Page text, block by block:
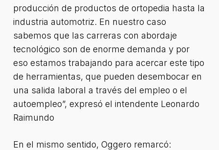
producción de productos de ortopedia hasta la
industria automotriz. En nuestro caso
sabemos que las carreras con abordaje
tecnológico son de enorme demanda y por
eso estamos trabajando para acercar este tipo
de herramientas, que pueden desembocar en
una salida laboral a través del empleo o el
autoempleo”, expresó el intendente Leonardo
Raimundo
En el mismo sentido, Oggero remarcó: